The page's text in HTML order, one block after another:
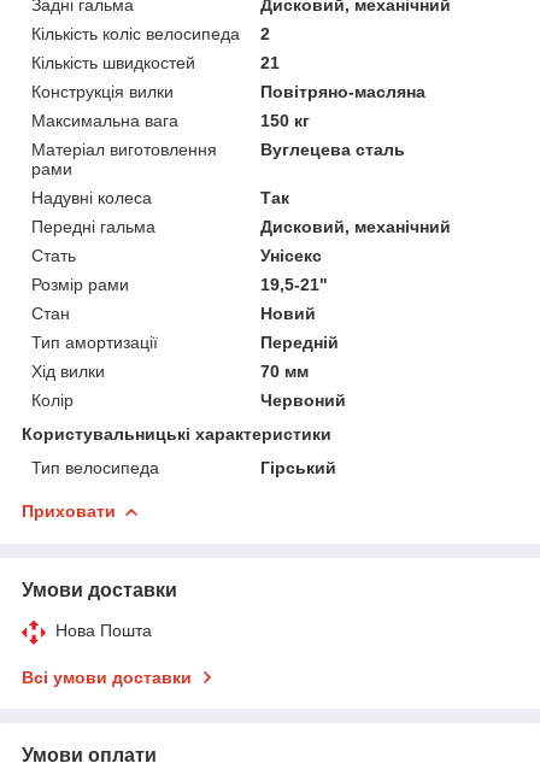
Задні гальма
Дисковий, механічний
Кількість коліс велосипеда
2
Кількість швидкостей
21
Конструкція вилки
Повітряно-масляна
Максимальна вага
150 кг
Матеріал виготовлення
рами
Вуглецева сталь
Надувні колеса
Так
Передні гальма
Дисковий, механічний
Стать
Унісекс
Розмір рами
19,5-21"
Стан
Новий
Тип амортизації
Передній
Хід вилки
70 мм
Колір
Червоний
Користувальницькі характеристики
Тип велосипеда
Гірський
Приховати
Умови доставки
Нова Пошта
Всі умови доставки
Умови оплати